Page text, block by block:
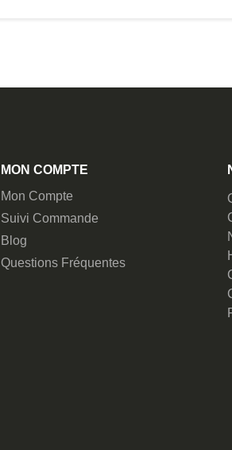
MON COMPTE
Mon Compte
Suivi Commande
Blog
Questions Fréquentes